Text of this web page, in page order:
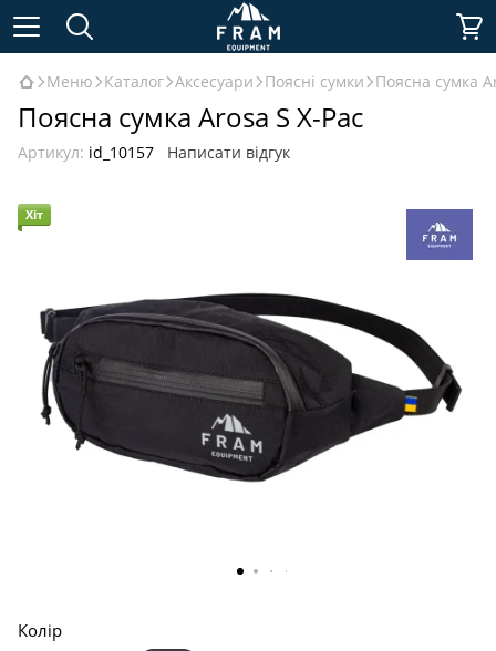
Меню Каталог Аксесуари Поясні сумки Поясна сумка
Поясна сумка Arosa S X-Pac
Артикул: id_10157 Написати відгук
Хіт
Колір